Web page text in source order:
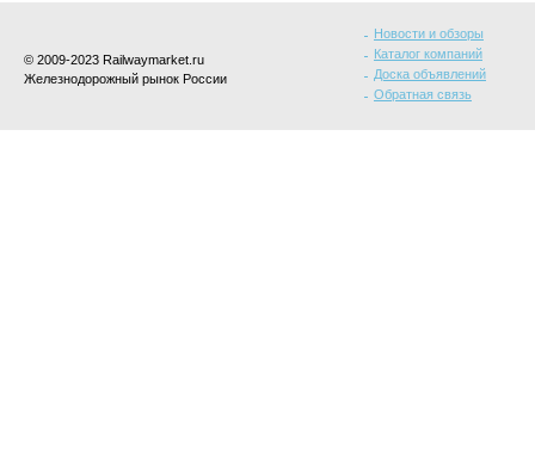
© 2009-2023 Railwaymarket.ru
Железнодорожный рынок России
Новости и обзоры
Каталог компаний
Доска объявлений
Обратная связь